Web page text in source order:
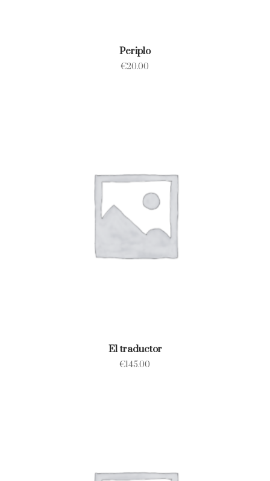
Periplo
€20.00
El traductor
€145.00